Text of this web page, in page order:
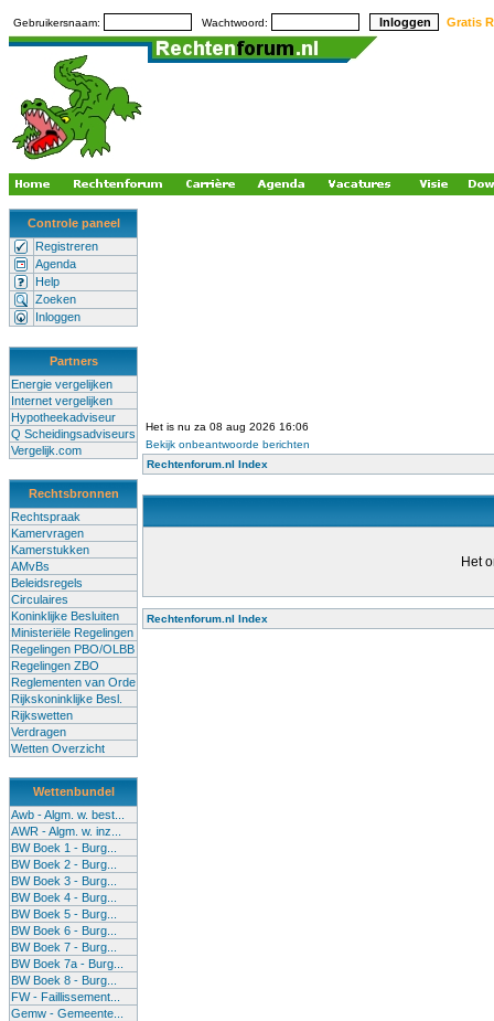
Gebruikersnaam: Wachtwoord: Gratis
Controle paneel
Registreren
Agenda
Help
Zoeken
Inloggen
Partners
Energie vergelijken
Internet vergelijken
Hypotheekadviseur
Q Scheidingsadviseurs
Vergelijk.com
Rechtsbronnen
Rechtspraak
Kamervragen
Kamerstukken
AMvBs
Beleidsregels
Circulaires
Koninklijke Besluiten
Ministeriële Regelingen
Regelingen PBO/OLBB
Regelingen ZBO
Reglementen van Orde
Rijkskoninklijke Besl.
Rijkswetten
Verdragen
Wetten Overzicht
Wettenbundel
Awb - Algm. w. best...
AWR - Algm. w. inz...
BW Boek 1 - Burg...
BW Boek 2 - Burg...
BW Boek 3 - Burg...
BW Boek 4 - Burg...
BW Boek 5 - Burg...
BW Boek 6 - Burg...
BW Boek 7 - Burg...
BW Boek 7a - Burg...
BW Boek 8 - Burg...
FW - Faillissement...
Gemw - Gemeente...
Het is nu za 08 aug 2026 16:06
Bekijk onbeantwoorde berichten
Rechtenforum.nl Index
Het
Rechtenforum.nl Index